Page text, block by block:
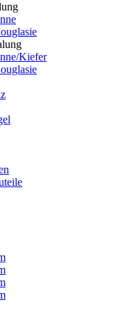
Kiefer